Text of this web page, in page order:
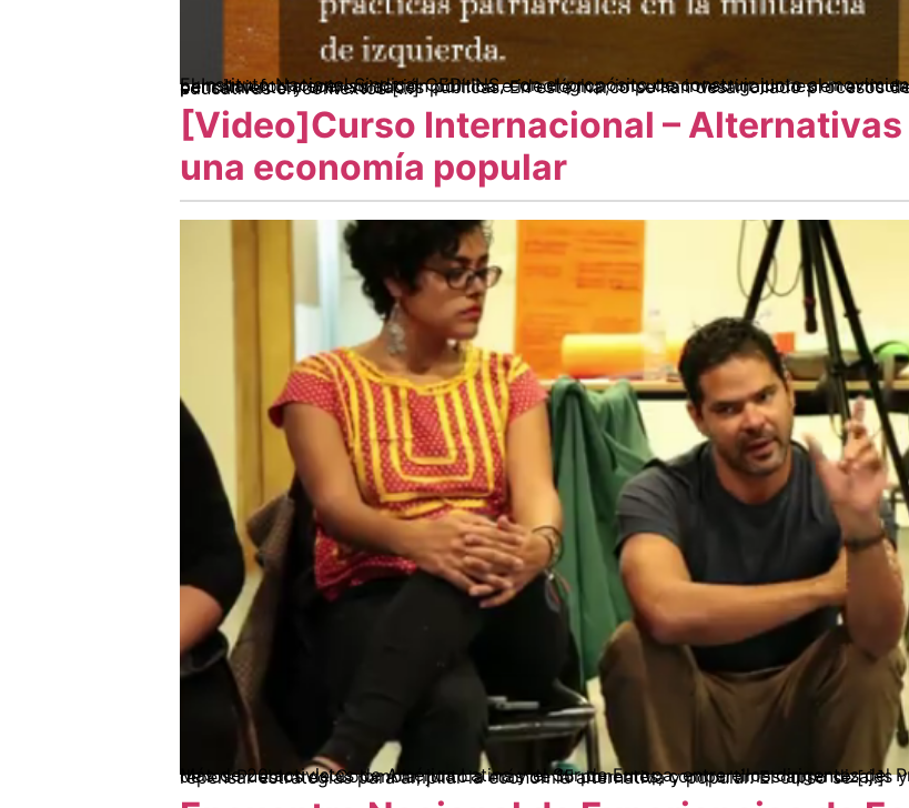
El Instituto Nacional Sindical CED-INS, con el propósito de construir junto al movimiento popular enfoques y propuestas que le permitan fortalecer su acción política e ideológica, impulsa investigaciones en articulación con organizaciones sociales, centros de pensamiento y universidades públicas. En este marco se han desarrollado procesos de investigación acerca de las alternativas educativas en contextos […]
[Video]Curso Internacional –
una economía popular
Más de 20 activistas de América Latina y el Sur de Europa, entre ellos dirigentes del Proceso de Comunidades Negras y del Congreso de los Pueblos de Colombia, junto a más de 15 ponentes, compartimos aprendizajes y debates durante dos semanas dedicadas a repensar estrategias para ampliar la economía alternativa y popular. El curso se […]